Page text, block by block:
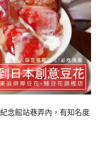
念館站巷弄內，有知名度